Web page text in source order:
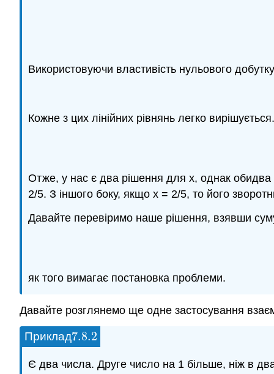
Використовуючи властивість нульового
Кожне з цих лінійних рівнянь легко вирішується.
Отже, у нас є два рішення для х, однак обидва
2/5. З іншого боку, якщо х = 2/5, то його
Давайте перевіримо наше рішення, взявши
як того вимагає постановка проблеми.
Давайте розглянемо ще одне застосування
Приклад7.8.2
7.8.2
Є два числа. Друге число на 1 більше, ніж в